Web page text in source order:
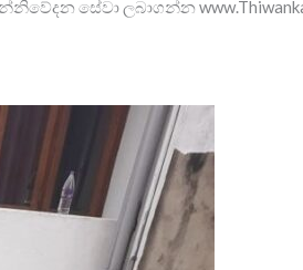
සේවා ලබාගන්න